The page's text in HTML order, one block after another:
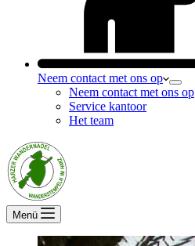
Neem contact met ons op
Neem contact met ons op
Service kantoor
Het team
Menü